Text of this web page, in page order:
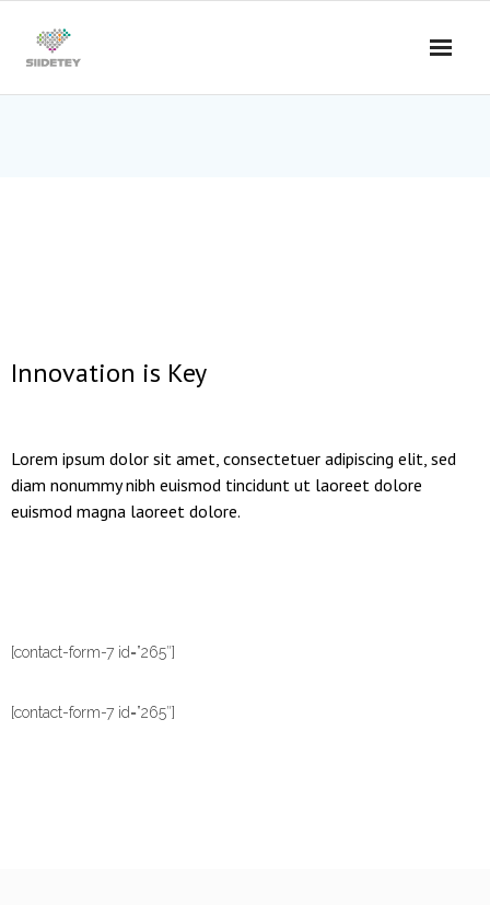
content
Innovation is Key
Lorem ipsum dolor sit amet, consectetuer adipiscing elit, sed
diam nonummy nibh euismod tincidunt ut laoreet dolore
euismod magna laoreet dolore.
[contact-form-7 id=”265″]
[contact-form-7 id=”265″]